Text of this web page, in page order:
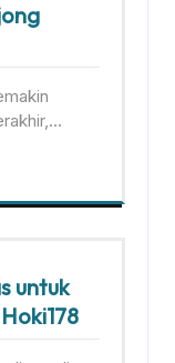
untuk